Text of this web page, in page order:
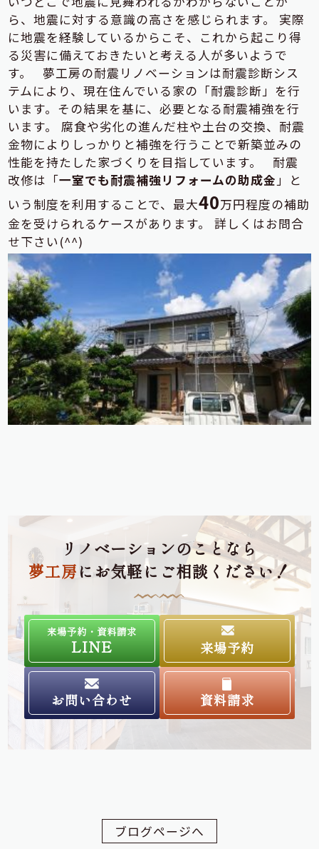
ら、地震に対する意識の高さを感じられます。 実際
に地震を経験しているからこそ、これから起こり得
る災害に備えておきたいと考える人が多いようで
す。 夢工房の耐震リノベーションは耐震診断シス
テムにより、現在住んでいる家の「耐震診断」を行
います。その結果を基に、必要となる耐震補強を行
います。 腐食や劣化の進んだ柱や土台の交換、耐震
金物によりしっかりと補強を行うことで新築並みの
性能を持たした家づくりを目指しています。 耐震
改修は「一室でも耐震補強リフォームの助成金」と
いう制度を利用することで、最大40万円程度の補助
金を受けられるケースがあります。 詳しくはお問合
せ下さい(^^)
リノベーションのことなら
夢工房にお気軽にご相談ください！
来場予約・資料請求
LINE 来場予約
お問い合わせ 資料請求
ブログページへ